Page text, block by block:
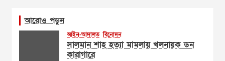
আরোও পড়ুন
আইন-আদালত বিনোদন
সালমান শাহ হত্যা মামলায় খলনায়ক ডন
কারাগারে